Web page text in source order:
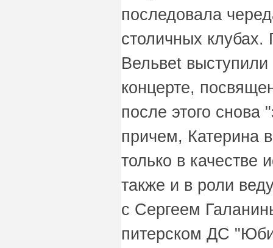
последовала
столичных клубах.
Вельвеt
концерте,
после этого
причем, Катерина
только в качестве
также и в роли
с Сергеем
питерском ДС